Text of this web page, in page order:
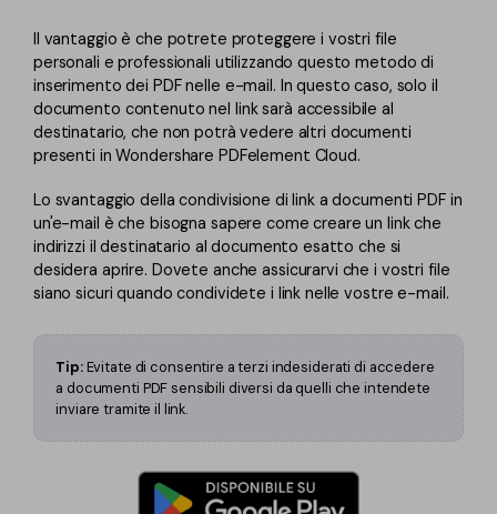
Il vantaggio è che potrete proteggere i vostri file
personali e professionali utilizzando questo metodo di
inserimento dei PDF nelle e-mail. In questo caso, solo il
documento contenuto nel link sarà accessibile al
destinatario, che non potrà vedere altri documenti
presenti in Wondershare PDFelement Cloud.
Lo svantaggio della condivisione di link a documenti PDF in
un'e-mail è che bisogna sapere come creare un link che
indirizzi il destinatario al documento esatto che si
desidera aprire. Dovete anche assicurarvi che i vostri file
siano sicuri quando condividete i link nelle vostre e-mail.
Tip:Evitate di consentire a terzi indesiderati di accedere
a documenti PDF sensibili diversi da quelli che intendete
inviare tramite il link.